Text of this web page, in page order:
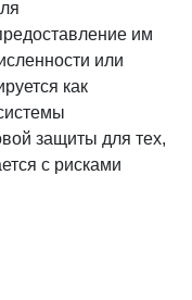
им
или
как
защиты для тех,
с рисками